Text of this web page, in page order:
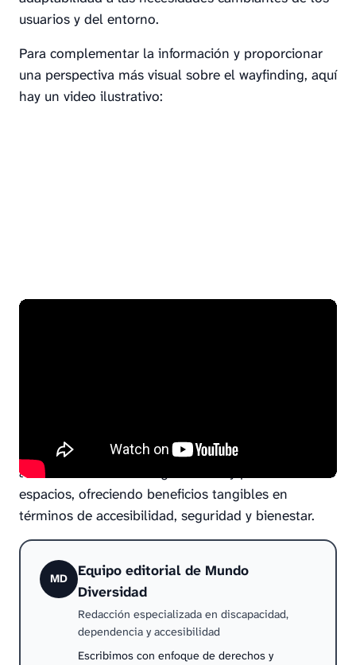
usuarios y del entorno.
Para complementar la información y proporcionar
una perspectiva más visual sobre el wayfinding, aquí
hay un video ilustrativo:
correcto, el wayfinding puede convertirse en un
aliado esencial en la organización y planificación de
espacios, ofreciendo beneficios tangibles en
términos de accesibilidad, seguridad y bienestar.
MD
Equipo editorial de Mundo
Diversidad
Redacción especializada en discapacidad,
dependencia y accesibilidad
Escribimos con enfoque de derechos y